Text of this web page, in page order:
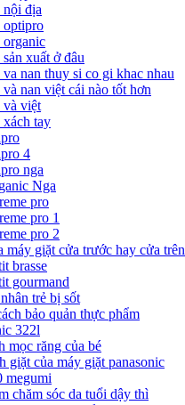
nội địa
optipro
organic
xuất ở đâu
va nan thuy si co gi khac nhau
và nan việt cái nào tốt hơn
và việt
xách tay
4
nga
Nga
pro
pro 1
pro 2
máy giặt cửa trước hay cửa trên
brasse
gourmand
trẻ bị sốt
bảo quản thực phẩm
322l
mọc răng của bé
giặt của máy giặt panasonic
megumi
chăm sóc da tuổi dậy thì